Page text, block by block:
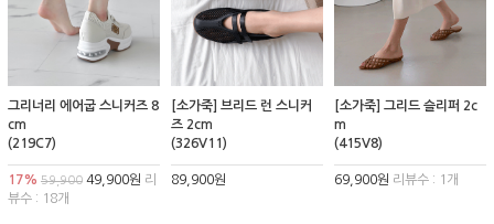
그리너리 에어굽 스니커즈 8
cm
(219C7)
17% 59,900 49,900원 리
뷰수 : 18개
[소가죽] 브리드 런 스니커
즈 2cm
(326V11)
89,900원
[소가죽] 그리드 슬리퍼 2c
m
(415V8)
69,900원 리뷰수 : 1개